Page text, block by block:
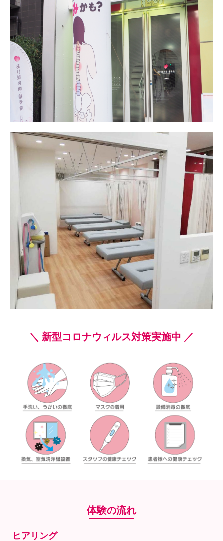
＼ 新型コロナウィルス対策実施中 ／
体験の流れ
ヒアリング